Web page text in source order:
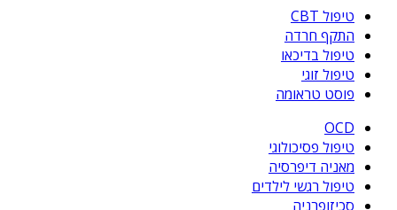
טיפול CBT
התקף חרדה
טיפול בדיכאו
טיפול זוגי
פוסט טראומה
OCD
טיפול פסיכולוגי
מאניה דיפרסיה
טיפול רגשי לילדים
סכיזופרניה